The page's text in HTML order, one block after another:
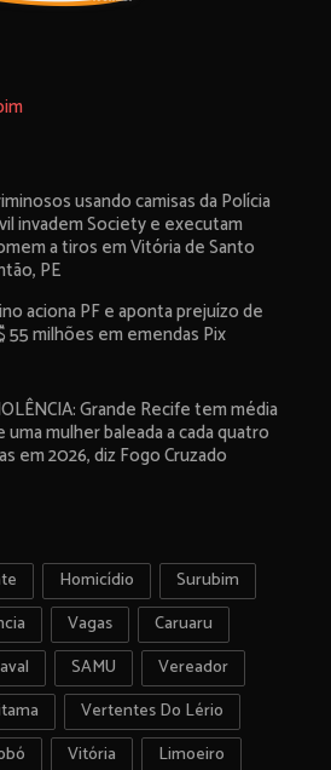
usando camisas da Polícia
invadem Society e executam
a tiros em Vitória de Santo
PE
aciona PF e aponta prejuízo de
55 milhões em emendas Pix
Grande Recife tem média
uma mulher baleada a cada quatro
em 2026, diz Fogo Cruzado
Homicídio
Surubim
Vagas
Caruaru
SAMU
Vereador
Vertentes Do Lério
Vitória
Limoeiro